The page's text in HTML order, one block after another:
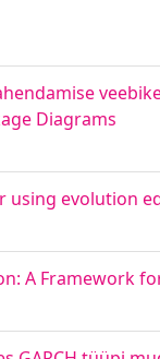
Diagrams
using evolution
A Framework